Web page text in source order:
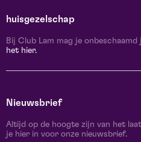
huisgezelschap
Bij Club Lam mag je
het hier.
Nieuwsbrief
Altijd op de hoogte zijn van het
je hier in voor onze nieuwsbrief.